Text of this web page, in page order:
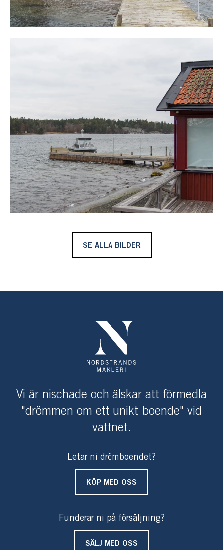
SE ALLA BILDER
Vi är nischade och älskar att förmedla
"drömmen om ett unikt boende" vid
vattnet.
Letar ni drömboendet?
KÖP MED OSS
Funderar ni på försäljning?
SÄLJ MED OSS